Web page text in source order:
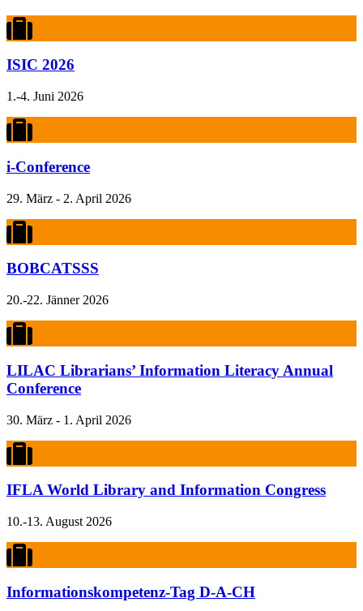
ISIC 2026
1.-4. Juni 2026
i-Conference
29. März - 2. April 2026
BOBCATSSS
20.-22. Jänner 2026
LILAC Librarians’ Information Literacy Annual
Conference
30. März - 1. April 2026
IFLA World Library and Information Congress
10.-13. August 2026
Informationskompetenz-Tag D-A-CH